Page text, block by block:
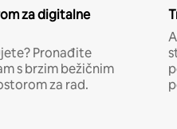
za digitalne
Pronađite
s brzim bežičnim
za rad.